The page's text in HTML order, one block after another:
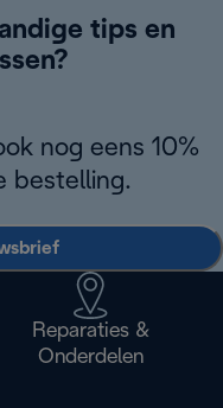
tips en
nog eens 10%
bestelling.
Reparaties &
Onderdelen